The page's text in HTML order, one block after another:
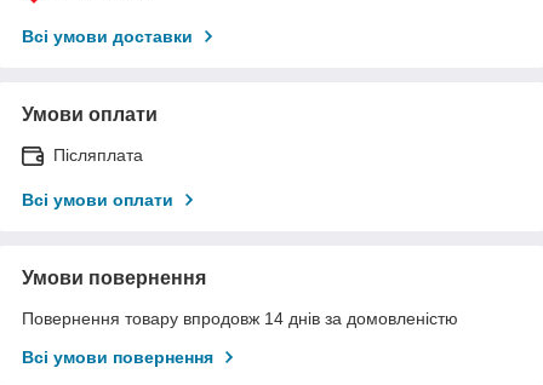
Всі умови доставки
Умови оплати
Післяплата
Всі умови оплати
Умови повернення
Повернення товару впродовж 14 днів за домовленістю
Всі умови повернення